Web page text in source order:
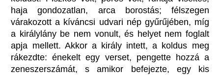
haja gondozatlan, arca borostás; félszegen
várakozott a kíváncsi udvari nép gyűrűjében, míg
a királylány be nem vonult, és helyet nem foglalt
apja mellett. Akkor a király intett, a koldus meg
rákezdte: énekelt egy verset, pengette hozzá a
zeneszerszámát, s amikor befejezte, egy kis